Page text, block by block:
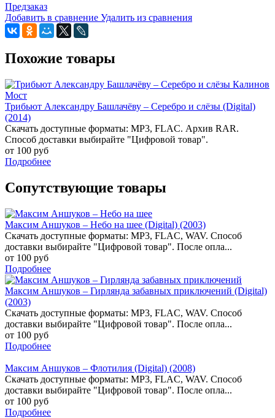
Предзаказ
Добавить в сравнение Удалить из сравнения
Похожие товары
Трибьют Александру Башлачёву – Серебро и слёзы (Digital)
(2014)
Скачать доступные форматы: MP3, FLAC. Архив RAR.
Способ доставки выбирайте "Цифровой товар".
от 100 руб
Подробнее
Сопутствующие товары
Максим Аншуков – Небо на шее (Digital) (2003)
Скачать доступные форматы: MP3, FLAC, WAV. Способ
доставки выбирайте "Цифровой товар". После опла...
от 100 руб
Подробнее
Максим Аншуков – Гирлянда забавных приключений (Digital)
(2003)
Скачать доступные форматы: MP3, FLAC, WAV. Способ
доставки выбирайте "Цифровой товар". После опла...
от 100 руб
Подробнее
Максим Аншуков – Флотилия (Digital) (2008)
Скачать доступные форматы: MP3, FLAC, WAV. Способ
доставки выбирайте "Цифровой товар". После опла...
от 100 руб
Подробнее